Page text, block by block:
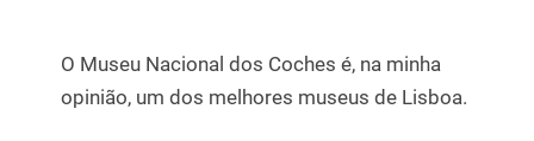
O Museu Nacional dos Coches é, na minha
opinião, um dos melhores museus de Lisboa.